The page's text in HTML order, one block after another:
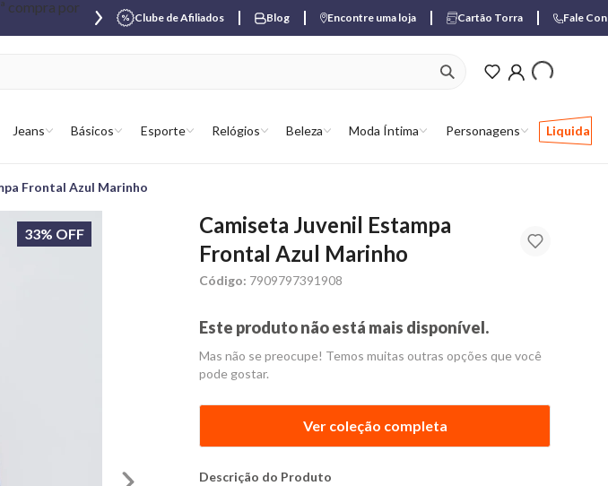
Clube de Afiliados Blog Encontre uma loja Cartão Torra Fale
Jeans Básicos Esporte Relógios Beleza Moda Íntima Personagens Liquida
ver produtos
Frontal Azul Marinho
33% OFF
Camiseta Juvenil Estampa
Frontal Azul Marinho
Código: 7909797391908
Este produto não está mais disponível.
Mas não se preocupe! Temos muitas outras opções que você
pode gostar.
Ver coleção completa
Descrição do Produto